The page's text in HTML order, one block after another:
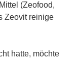
(Zeofood,
Zeovit reinige
hatte, möchte